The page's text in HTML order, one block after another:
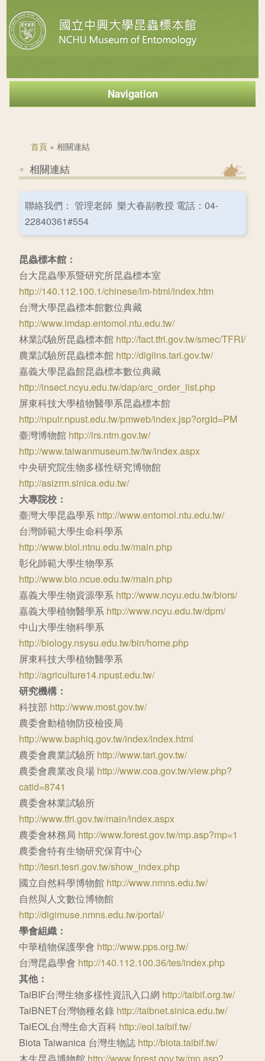
Navigation
首頁» 相關連結
相關連結
聯絡我們： 管理老師 樂大春副教授 電話：04-
22840361#554
昆蟲標本館：
台大昆蟲學系暨研究所昆蟲標本室
http://140.112.100.1/chinese/im-html/index.htm
台灣大學昆蟲標本館數位典藏
http://www.imdap.entomol.ntu.edu.tw/
林業試驗所昆蟲標本館 http://fact.tfri.gov.tw/smec/TFRI/
農業試驗所昆蟲標本館 http://digiins.tari.gov.tw/
嘉義大學昆蟲館昆蟲標本數位典藏
http://insect.ncyu.edu.tw/dap/arc_order_list.php
屏東科技大學植物醫學系昆蟲標本館
http://npuir.npust.edu.tw/pmweb/index.jsp?orgId=PM
臺灣博物館 http://irs.ntm.gov.tw/
http://www.taiwanmuseum.tw/tw/index.aspx
中央研究院生物多樣性研究博物館
http://asizrm.sinica.edu.tw/
大專院校：
臺灣大學昆蟲學系 http://www.entomol.ntu.edu.tw/
台灣師範大學生命科學系
http://www.biol.ntnu.edu.tw/main.php
彰化師範大學生物學系
http://www.bio.ncue.edu.tw/main.php
嘉義大學生物資源學系 http://www.ncyu.edu.tw/biors/
嘉義大學植物醫學系 http://www.ncyu.edu.tw/dpm/
中山大學生物科學系
http://biology.nsysu.edu.tw/bin/home.php
屏東科技大學植物醫學系
http://agriculture14.npust.edu.tw/
研究機構：
科技部 http://www.most.gov.tw/
農委會動植物防疫檢疫局
http://www.baphiq.gov.tw/index/index.html
農委會農業試驗所 http://www.tari.gov.tw/
農委會農業改良場 http://www.coa.gov.tw/view.php?
catid=8741
農委會林業試驗所
http://www.tfri.gov.tw/main/index.aspx
農委會林務局 http://www.forest.gov.tw/mp.asp?mp=1
農委會特有生物研究保育中心
http://tesri.tesri.gov.tw/show_index.php
國立自然科學博物館 http://www.nmns.edu.tw/
自然與人文數位博物館
http://digimuse.nmns.edu.tw/portal/
學會組織：
中華植物保護學會 http://www.pps.org.tw/
台灣昆蟲學會 http://140.112.100.36/tes/index.php
其他：
TaiBIF台灣生物多樣性資訊入口網 http://taibif.org.tw/
TaiBNET台灣物種名錄 http://taibnet.sinica.edu.tw/
TaiEOL台灣生命大百科 http://eol.taibif.tw/
Biota Taiwanica 台灣生物誌 http://biota.taibif.tw/